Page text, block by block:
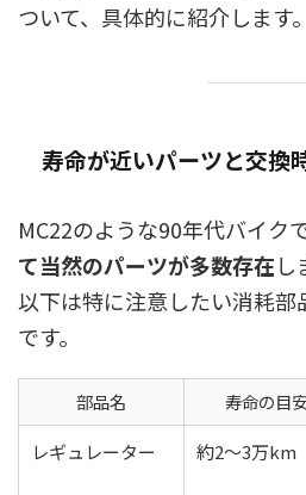
ついて、具体的に紹介します。
寿命が近いパーツと交換
MC22のような90年代バイクで
て当然のパーツが多数存在し
以下は特に注意したい消耗部
です。
部品名 寿命の目
レギュレーター
約2〜3万km